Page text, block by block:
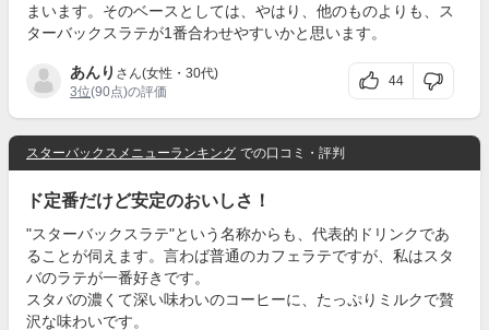
まいます。そのベースとしては、やはり、他のものよりも、ス
ターバックスラテが1番合わせやすいかと思います。
あんり さん(女性・30代)
3位(90点)の評価
44
スターバックスメニューランキング での口コミ・評判
ド定番だけど安定のおいしさ！
"スターバックスラテ"という名称からも、代表的ドリンクであ
ることが伺えます。言わば普通のカフェラテですが、私はスタ
バのラテが一番好きです。
スタバの濃くて深い味わいのコーヒーに、たっぷりミルクで贅
沢な味わいです。